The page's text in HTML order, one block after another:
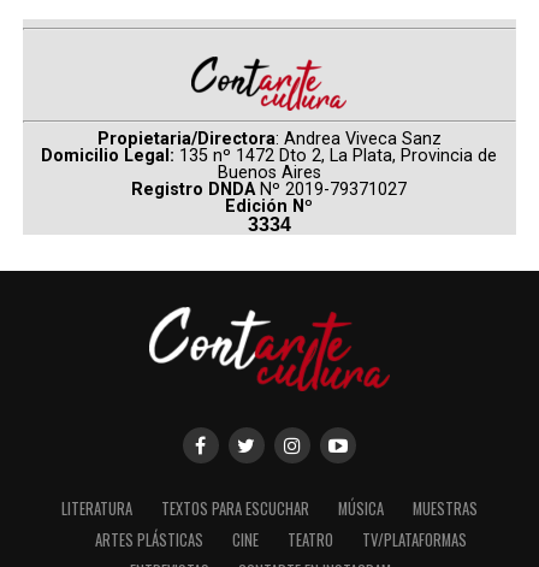
Propietaria/Directora: Andrea Viveca Sanz
Domicilio Legal: 135 nº 1472 Dto 2, La Plata, Provincia de
Buenos Aires
Registro DNDA Nº 2019-79371027
Edición Nº
3334
LITERATURA TEXTOS PARA ESCUCHAR MÚSICA
MUESTRAS
ARTES PLÁSTICAS
CINE TEATRO
TV/PLATAFORMAS